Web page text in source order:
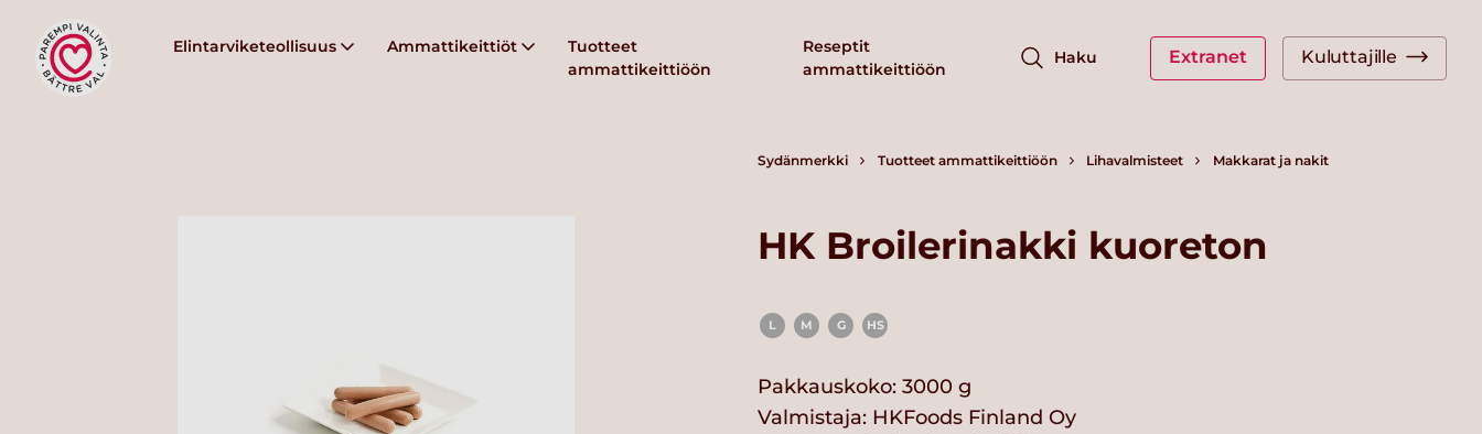
Elintarviketeollisuus Ammattikeittiöt
Tuotteet
ammattikeittiöön
Reseptit
ammattikeittiöön
Haku Extranet Kuluttajille
Sydänmerkki Tuotteet ammattikeittiöön Lihavalmisteet Makkarat ja nakit
HK Broilerinakki kuoreton
L M G HS
Pakkauskoko: 3000 g
Valmistaja: HKFoods Finland Oy